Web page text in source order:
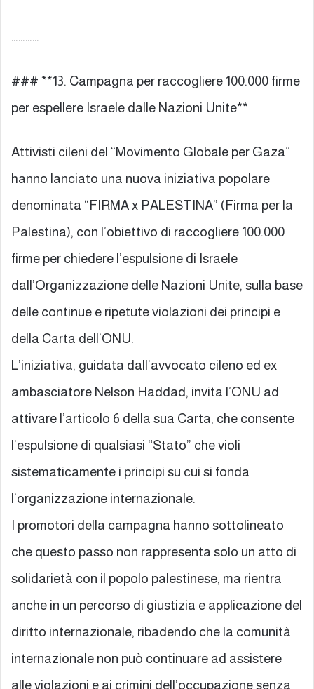
…………
### **13. Campagna per raccogliere 100.000 firme
per espellere Israele dalle Nazioni Unite**
Attivisti cileni del “Movimento Globale per Gaza”
hanno lanciato una nuova iniziativa popolare
denominata “FIRMA x PALESTINA” (Firma per la
Palestina), con l’obiettivo di raccogliere 100.000
firme per chiedere l’espulsione di Israele
dall’Organizzazione delle Nazioni Unite, sulla base
delle continue e ripetute violazioni dei principi e
della Carta dell’ONU.
L’iniziativa, guidata dall’avvocato cileno ed ex
ambasciatore Nelson Haddad, invita l’ONU ad
attivare l’articolo 6 della sua Carta, che consente
l’espulsione di qualsiasi “Stato” che violi
sistematicamente i principi su cui si fonda
l’organizzazione internazionale.
I promotori della campagna hanno sottolineato
che questo passo non rappresenta solo un atto di
solidarietà con il popolo palestinese, ma rientra
anche in un percorso di giustizia e applicazione del
diritto internazionale, ribadendo che la comunità
internazionale non può continuare ad assistere
alle violazioni e ai crimini dell’occupazione senza